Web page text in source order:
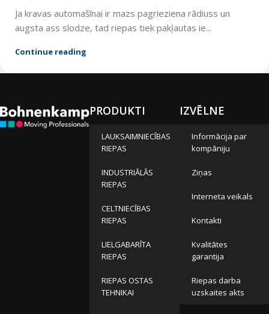
Ja kravas automašīnai ir mazs pagrieziena rādiuss un
augsta ass slodze, tad riepas tiek pakļautas ie...
Continue reading
PRODUKTI
LAUKSAIMNIECĪBAS
RIEPAS
INDUSTRIĀLĀS
RIEPAS
CELTNIECĪBAS
RIEPAS
LIELGABARĪTA
RIEPAS
RIEPAS OSTAS
TEHNIKAI
IZVĒLNE
Informācija par
kompāniju
Ziņas
Interneta veikals
Kontakti
Kvalitātes
garantija
Riepas darba
uzskaites akts